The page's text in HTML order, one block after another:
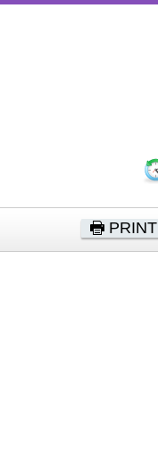
PRINT